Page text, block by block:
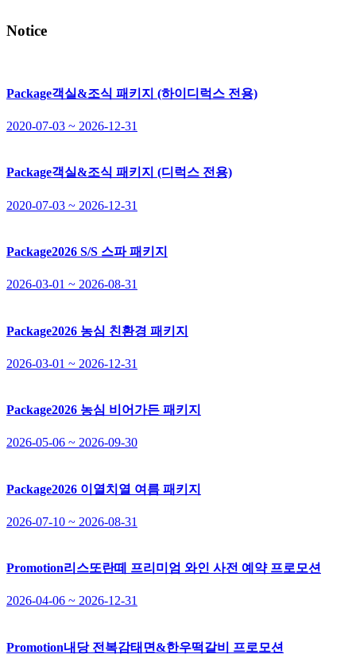
Notice
Package객실&조식 패키지 (하이디럭스 전용)
2020-07-03 ~ 2026-12-31
Package객실&조식 패키지 (디럭스 전용)
2020-07-03 ~ 2026-12-31
Package2026 S/S 스파 패키지
2026-03-01 ~ 2026-08-31
Package2026 농심 친환경 패키지
2026-03-01 ~ 2026-12-31
Package2026 농심 비어가든 패키지
2026-05-06 ~ 2026-09-30
Package2026 이열치열 여름 패키지
2026-07-10 ~ 2026-08-31
Promotion리스또란떼 프리미엄 와인 사전 예약 프로모션
2026-04-06 ~ 2026-12-31
Promotion내당 전복감태면&한우떡갈비 프로모션